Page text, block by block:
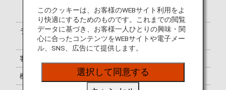
す。
ラウンジのご利用 ラウンジのご利用についてはラウンジ
のご案内をご覧ください。
客室乗務員
機内サービス 吉祥航空のサービス基準に準じます。
このクッキーは、お客様のWEBサイト利用をよ
り快適にするためのものです。これまでの閲覧
データに基づき、お客様一人ひとりの興味・関
心に合ったコンテンツをWEBサイトや電子メー
ル、SNS、広告にて提供します。
選択して同意する